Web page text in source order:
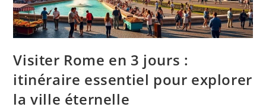
Visiter Rome en 3 jours :
itinéraire essentiel pour explorer
la ville éternelle